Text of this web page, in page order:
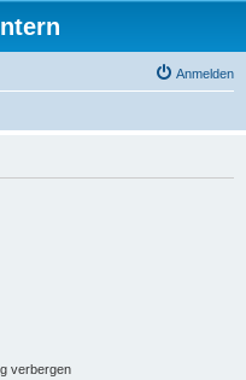
Anmelden
verbergen